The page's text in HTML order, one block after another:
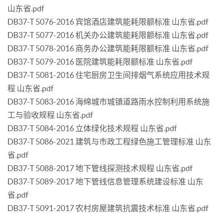
山东省.pdf
DB37-T 5076-2016 宾馆酒店建筑能耗限额标准 山东省.pdf
DB37-T 5077-2016 机关办公建筑能耗限额标准 山东省.pdf
DB37-T 5078-2016 商务办公建筑能耗限额标准 山东省.pdf
DB37-T 5079-2016 医院建筑能耗限额标准 山东省.pdf
DB37-T 5081-2016 住宅厨房卫生间排烟气系统应用技术规
程 山东省.pdf
DB37-T 5083-2016 海绵城市城镇道路雨水控制利用系统施
工与验收规程 山东省.pdf
DB37-T 5084-2016 立体绿化技术规程 山东省.pdf
DB37-T 5086-2021 建筑与市政工程绿色施工管理标准 山东
省.pdf
DB37-T 5088-2017 地下管线探测技术规程 山东省.pdf
DB37-T 5089-2017 地下管线信息管理系统建设标准 山东
省.pdf
DB37-T 5091-2017 农村房屋建筑抗震技术标准 山东省.pdf